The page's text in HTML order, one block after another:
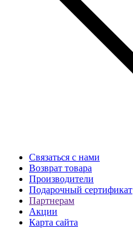
Связаться с нами
Возврат товара
Производители
Подарочный сертификат
Партнерам
Акции
Карта сайта